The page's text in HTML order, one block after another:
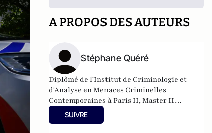
A PROPOS DES AUTEURS
Stéphane Quéré
Diplômé de l'Institut de Criminologie et
d'Analyse en Menaces Criminelles
Contemporaines à Paris II, Master II
"Sécurité Intérieure" - Université de Nice.
Animateur du site spécialisé
SUIVRE